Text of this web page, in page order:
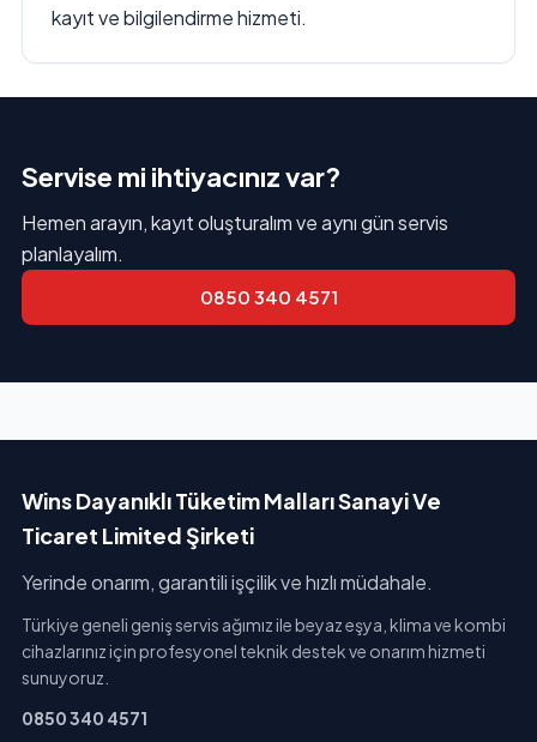
kayıt ve bilgilendirme hizmeti.
Servise mi ihtiyacınız var?
Hemen arayın, kayıt oluşturalım ve aynı gün servis
planlayalım.
0850 340 4571
Wins Dayanıklı Tüketim Malları Sanayi Ve
Ticaret Limited Şirketi
Yerinde onarım, garantili işçilik ve hızlı müdahale.
Türkiye geneli geniş servis ağımız ile beyaz eşya, klima ve kombi
cihazlarınız için profesyonel teknik destek ve onarım hizmeti
sunuyoruz.
0850 340 4571